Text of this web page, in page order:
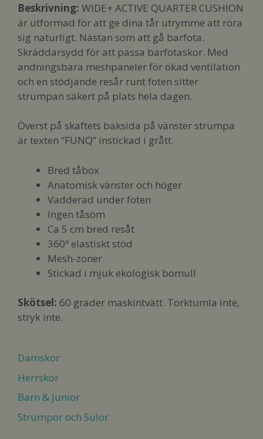
Beskrivning: WIDE+ ACTIVE QUARTER CUSHION
är utformad för att ge dina tår utrymme att röra
sig naturligt. Nästan som att gå barfota.
Skräddarsydd för att passa barfotaskor. Med
andningsbara meshpaneler för ökad ventilation
och en stödjande resår runt foten sitter
strumpan säkert på plats hela dagen.
Överst på skaftets baksida på vänster strumpa
är texten “FUNQ” instickad i grått.
Bred tåbox
Anatomisk vänster och höger
Vadderad under foten
Ingen tåsöm
Ca 5 cm bred resåt
360º elastiskt stöd
Mesh-zoner
Stickad i mjuk ekologisk bomull
Skötsel: 60 grader maskintvätt. Torktumla inte,
stryk inte.
Damskor
Herrskor
Barn & Junior
Strumpor och Sulor